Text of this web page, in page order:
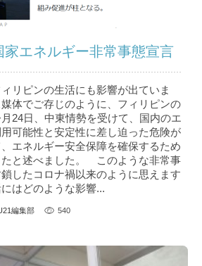
家エネルギー非常事態宣言
リピンの生活にも影響が出ていま
体でご存じのように、フィリピンの
24日、中東情勢を受けて、国内のエ
可能性と安定性に差し迫った危険が
エネルギー安全保障を確保するため
と述べました。 このような非常事
したコロナ禍以来のように思えます
はどのような影響...
編集部 540